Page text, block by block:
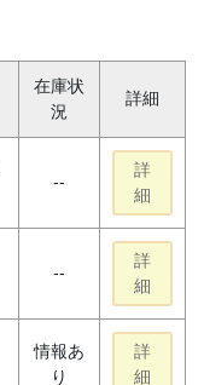
在庫状
況
詳細
--
詳
細
--
詳
細
情報あ
り
詳
細